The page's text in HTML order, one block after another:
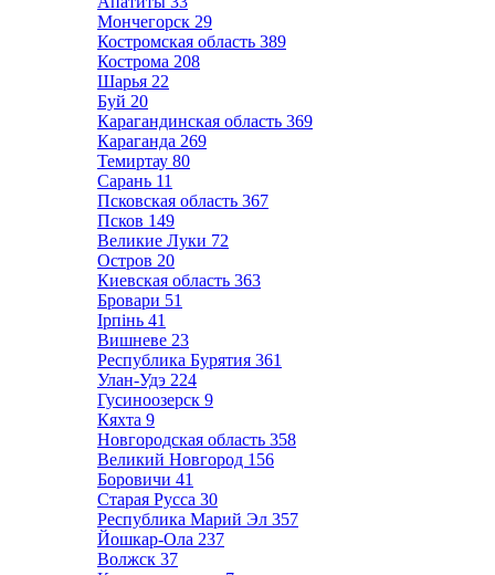
Мончегорск 29
Костромская область 389
Кострома 208
Шарья 22
Буй 20
Карагандинская область 369
Караганда 269
Темиртау 80
Сарань 11
Псковская область 367
Псков 149
Великие Луки 72
Остров 20
Киевская область 363
Бровари 51
Ірпінь 41
Вишневе 23
Республика Бурятия 361
Улан-Удэ 224
Гусиноозерск 9
Кяхта 9
Новгородская область 358
Великий Новгород 156
Боровичи 41
Старая Русса 30
Республика Марий Эл 357
Йошкар-Ола 237
Волжск 37